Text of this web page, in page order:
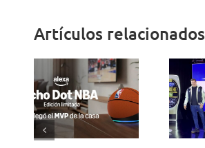
Artículos relacionados